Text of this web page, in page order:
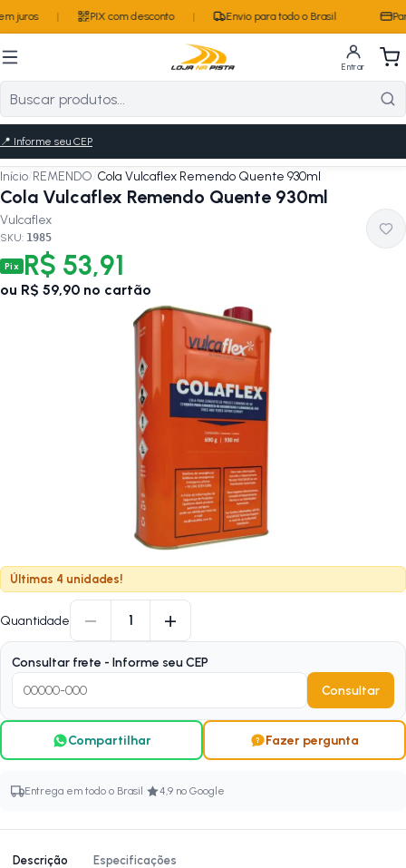
juros PIX com desconto Envio para todo o Brasil
Entrar
📍 Informe seu CEP
Início/REMENDO/Cola Vulcaflex Remendo Quente 930ml
Cola Vulcaflex Remendo Quente 930ml
Vulcaflex
SKU: 1985
Pix R$ 53,91
ou R$ 59,90 no cartão
Últimas 4 unidades!
Quantidade − 1 +
Consultar frete - Informe seu CEP
Consultar
Compartilhar Fazer pergunta
Entrega em todo o Brasil · 4,9 no Google
Descrição Especificações